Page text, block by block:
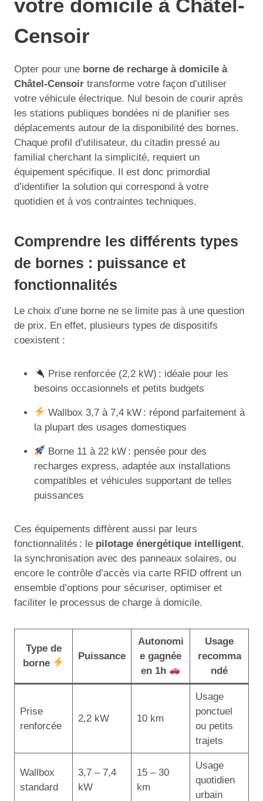
votre domicile à Châtel-
Censoir
Opter pour une borne de recharge à domicile à
Châtel-Censoir transforme votre façon d’utiliser
votre véhicule électrique. Nul besoin de courir après
les stations publiques bondées ni de planifier ses
déplacements autour de la disponibilité des bornes.
Chaque profil d’utilisateur, du citadin pressé au
familial cherchant la simplicité, requiert un
équipement spécifique. Il est donc primordial
d’identifier la solution qui correspond à votre
quotidien et à vos contraintes techniques.
Comprendre les différents types
de bornes : puissance et
fonctionnalités
Le choix d’une borne ne se limite pas à une question
de prix. En effet, plusieurs types de dispositifs
coexistent :
Prise renforcée (2,2 kW) : idéale pour les
besoins occasionnels et petits budgets
Wallbox 3,7 à 7,4 kW : répond parfaitement à
la plupart des usages domestiques
Borne 11 à 22 kW : pensée pour des
recharges express, adaptée aux installations
compatibles et véhicules supportant de telles
puissances
Ces équipements diffèrent aussi par leurs
fonctionnalités : le pilotage énergétique intelligent,
la synchronisation avec des panneaux solaires, ou
encore le contrôle d’accès via carte RFID offrent un
ensemble d’options pour sécuriser, optimiser et
faciliter le processus de charge à domicile.
Type de
borne
Puissance
Autonomi
e gagnée
en 1h
Usage
recomma
ndé
Prise
renforcée
2,2 kW 10 km
Usage
ponctuel
ou petits
trajets
Wallbox
standard
3,7 – 7,4
kW
15 – 30
km
Usage
quotidien
urbain